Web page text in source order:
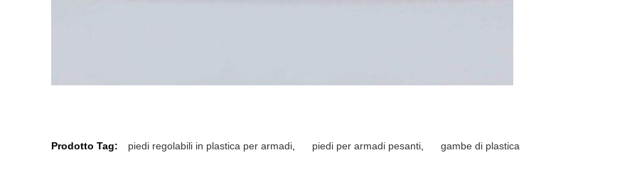
Prodotto Tag: piedi regolabili in plastica per armadi piedi per armadi pesanti gambe di plastica